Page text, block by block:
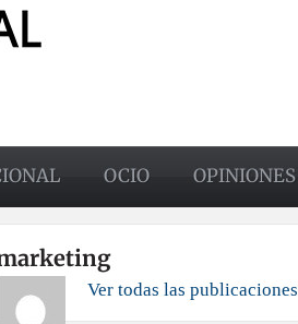
OCIO OPINIONES
Ver todas las publicaciones